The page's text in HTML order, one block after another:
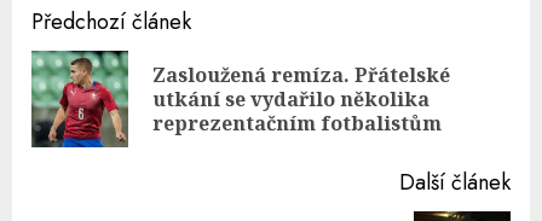
Continue
Reading
Předchozí článek
Zasloužená remíza. Přátelské
utkání se vydařilo několika
reprezentačním fotbalistům
Další článek